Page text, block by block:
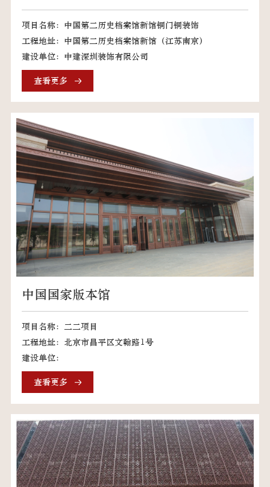
项目名称：中国第二历史档案馆新馆铜门铜装饰
工程地址：中国第二历史档案馆新馆（江苏南京）
建设单位：中建深圳装饰有限公司
查看更多
中国国家版本馆
项目名称：二二项目
工程地址：北京市昌平区文翰路1号
建设单位：
查看更多